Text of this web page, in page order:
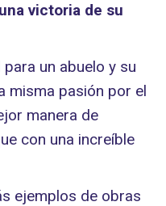
victoria de su
un abuelo y su
misma pasión por el
manera de
con una increíble
ejemplos de obras